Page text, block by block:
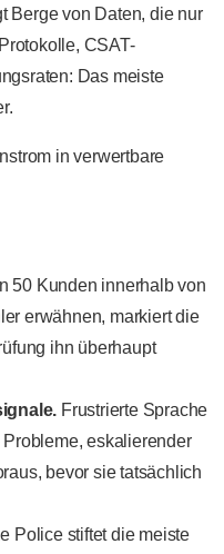
Berge von Daten, die nur
CSAT-
Das meiste
in verwertbare
50 Kunden innerhalb von
erwähnen, markiert die
ihn überhaupt
Frustrierte Sprache
eskalierender
bevor sie tatsächlich
Police stiftet die meiste